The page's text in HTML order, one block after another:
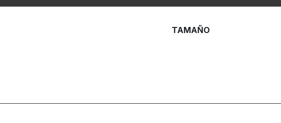
TAMAÑO